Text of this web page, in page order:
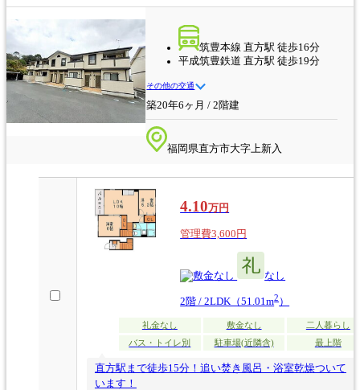
筑豊本線 直方駅 徒歩16分
平成筑豊鉄道 直方駅 徒歩19分
その他の交通
築20年6ヶ月 / 2階建
福岡県直方市大字上新入
4.10万円
管理費3,600円
なし なし
2階 / 2LDK（51.01m2）
礼金なし 敷金なし
二人暮らし
バス・トイレ別
駐車場(近隣含) 最上階
直方駅まで徒歩15分！追い焚き風呂・浴室乾燥ついて
います！